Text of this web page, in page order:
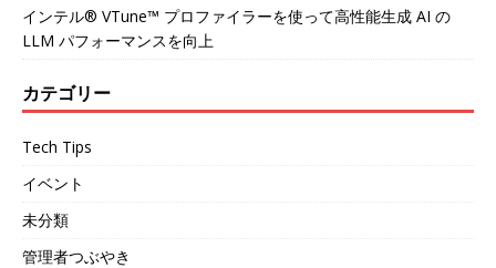
インテル® VTune™ プロファイラーを使って高性能生成 AI の
LLM パフォーマンスを向上
カテゴリー
Tech Tips
イベント
未分類
管理者つぶやき